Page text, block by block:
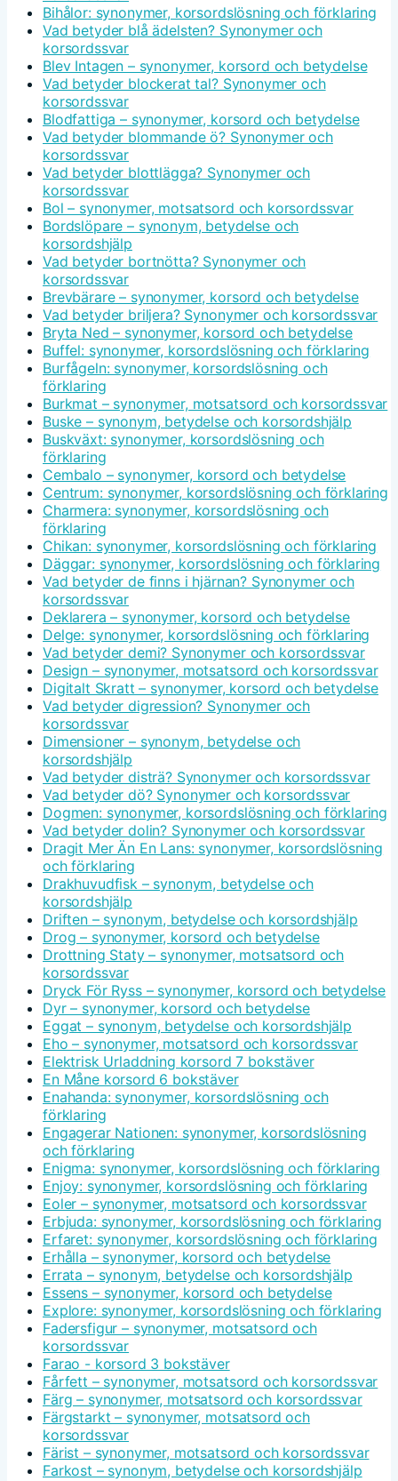
Bihålor: synonymer, korsordslösning och förklaring
Vad betyder blå ädelsten? Synonymer och
korsordssvar
Blev Intagen – synonymer, korsord och betydelse
Vad betyder blockerat tal? Synonymer och
korsordssvar
Blodfattiga – synonymer, korsord och betydelse
Vad betyder blommande ö? Synonymer och
korsordssvar
Vad betyder blottlägga? Synonymer och
korsordssvar
Bol – synonymer, motsatsord och korsordssvar
Bordslöpare – synonym, betydelse och
korsordshjälp
Vad betyder bortnötta? Synonymer och
korsordssvar
Brevbärare – synonymer, korsord och betydelse
Vad betyder briljera? Synonymer och korsordssvar
Bryta Ned – synonymer, korsord och betydelse
Buffel: synonymer, korsordslösning och förklaring
Burfågeln: synonymer, korsordslösning och
förklaring
Burkmat – synonymer, motsatsord och korsordssvar
Buske – synonym, betydelse och korsordshjälp
Buskväxt: synonymer, korsordslösning och
förklaring
Cembalo – synonymer, korsord och betydelse
Centrum: synonymer, korsordslösning och förklaring
Charmera: synonymer, korsordslösning och
förklaring
Chikan: synonymer, korsordslösning och förklaring
Däggar: synonymer, korsordslösning och förklaring
Vad betyder de finns i hjärnan? Synonymer och
korsordssvar
Deklarera – synonymer, korsord och betydelse
Delge: synonymer, korsordslösning och förklaring
Vad betyder demi? Synonymer och korsordssvar
Design – synonymer, motsatsord och korsordssvar
Digitalt Skratt – synonymer, korsord och betydelse
Vad betyder digression? Synonymer och
korsordssvar
Dimensioner – synonym, betydelse och
korsordshjälp
Vad betyder disträ? Synonymer och korsordssvar
Vad betyder dö? Synonymer och korsordssvar
Dogmen: synonymer, korsordslösning och förklaring
Vad betyder dolin? Synonymer och korsordssvar
Dragit Mer Än En Lans: synonymer, korsordslösning
och förklaring
Drakhuvudfisk – synonym, betydelse och
korsordshjälp
Driften – synonym, betydelse och korsordshjälp
Drog – synonymer, korsord och betydelse
Drottning Staty – synonymer, motsatsord och
korsordssvar
Dryck För Ryss – synonymer, korsord och betydelse
Dyr – synonymer, korsord och betydelse
Eggat – synonym, betydelse och korsordshjälp
Eho – synonymer, motsatsord och korsordssvar
Elektrisk Urladdning korsord 7 bokstäver
En Måne korsord 6 bokstäver
Enahanda: synonymer, korsordslösning och
förklaring
Engagerar Nationen: synonymer, korsordslösning
och förklaring
Enigma: synonymer, korsordslösning och förklaring
Enjoy: synonymer, korsordslösning och förklaring
Eoler – synonymer, motsatsord och korsordssvar
Erbjuda: synonymer, korsordslösning och förklaring
Erfaret: synonymer, korsordslösning och förklaring
Erhålla – synonymer, korsord och betydelse
Errata – synonym, betydelse och korsordshjälp
Essens – synonymer, korsord och betydelse
Explore: synonymer, korsordslösning och förklaring
Fadersfigur – synonymer, motsatsord och
korsordssvar
Farao - korsord 3 bokstäver
Fårfett – synonymer, motsatsord och korsordssvar
Färg – synonymer, motsatsord och korsordssvar
Färgstarkt – synonymer, motsatsord och
korsordssvar
Färist – synonymer, motsatsord och korsordssvar
Farkost – synonym, betydelse och korsordshjälp